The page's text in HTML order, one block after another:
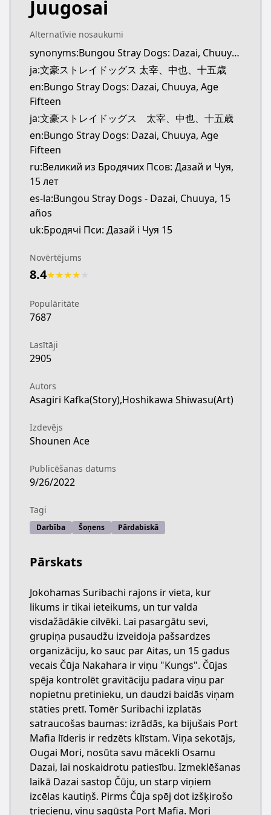
Book☆Walker
Book☆Walker
https://bookwalker.jp/series/396326/list
Official English
Official English
https://yenpress.com/series/bungo-stray-dogs-
Juugosai
Alternatīvie nosaukumi
synonyms:Bungou Stray Dogs: Dazai, Chuuya, Age Fifteen
ja:文豪ストレイドッグス 太宰、中也、十五歳
en:Bungo Stray Dogs: Dazai, Chuuya, Age
Fifteen
ja:文豪ストレイドッグス 太宰、中也、十五歳
en:Bungo Stray Dogs: Dazai, Chuuya, Age
Fifteen
ru:Великий из Бродячих Псов: Дазай и Чуя,
15 лет
es-la:Bungou Stray Dogs - Dazai, Chuuya, 15
años
uk:Бродячі Пси: Дазай і Чуя 15
Novērtējums
8.4★★★★
Populāritāte
7687
Lasītāji
2905
Autors
Asagiri Kafka(Story),Hoshikawa Shiwasu(Art)
Izdevējs
Shounen Ace
Publicēšanas datums
9/26/2022
Tagi
Darbība Šoņens Pārdabiskā
Pārskats
Jokohamas Suribachi rajons ir vieta, kur
likums ir tikai ieteikums, un tur valda
visdažādākie cilvēki. Lai pasargātu sevi,
grupiņa pusaudžu izveidoja pašsardzes
organizāciju, ko sauc par Aitas, un 15 gadus
vecais Čūja Nakahara ir viņu "Kungs". Čūjas
spēja kontrolēt gravitāciju padara viņu par
nopietnu pretinieku, un daudzi baidās viņam
stāties pretī. Tomēr Suribachi izplatās
satraucošas baumas: izrādās, ka bijušais Port
Mafia līderis ir redzēts klīstam. Viņa sekotājs,
Ougai Mori, nosūta savu mācekli Osamu
Dazai, lai noskaidrotu patiesību. Izmeklēšanas
laikā Dazai sastop Čūju, un starp viņiem
izcēlas kautiņš. Pirms Čūja spēj dot izšķirošo
triecienu, viņu sagūsta Port Mafia. Mori